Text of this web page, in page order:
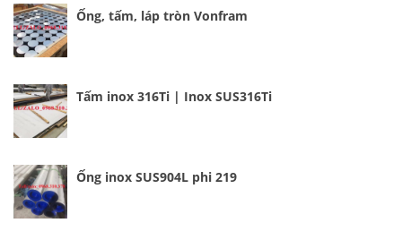
Ống, tấm, láp tròn Vonfram
Tấm inox 316Ti | Inox SUS316Ti
Ống inox SUS904L phi 219